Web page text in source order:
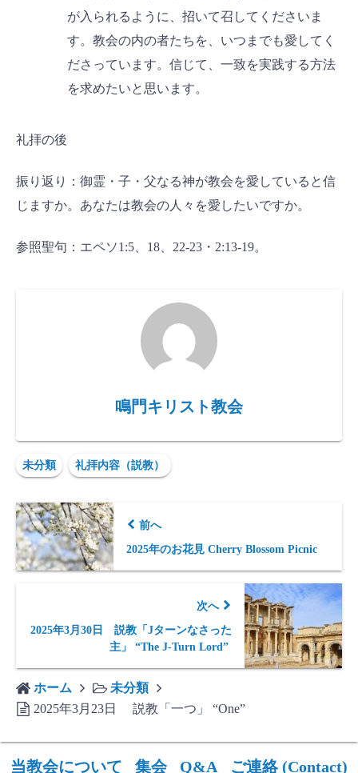
が入られるように、招いて召してくださいま
す。教会の内の者たちを、いつまでも愛してく
ださっています。信じて、一致を実践する方法
を求めたいと思います。
礼拝の後
振り返り：御霊・子・父なる神が教会を愛していると信
じますか。あなたは教会の人々を愛したいですか。
参照聖句：エペソ1:5、18、22-23・2:13-19。
鳴門キリスト教会
未分類 礼拝内容（説教）
前へ
2025年のお花見 Cherry Blossom Picnic
次へ
2025年3月30日 説教「Jターンなさった
主」 “The J-Turn Lord”
ホーム
未分類
2025年3月23日 説教「一つ」 “One”
当教会について 集会 Q&A ご連絡 (Contact)